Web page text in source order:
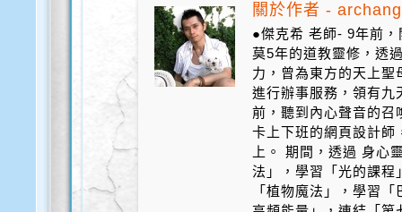
關於作者 -
●傑克希 老師- 9年前
莫5年的道教靈修，透
力，曾為東方的天上
進行辦事服務，領有
前，聽到內心聲音的召
卡上下班的網頁設計師
上。 期間，透過 身心
法」，學習「光的課程
「植物魔法」，學習